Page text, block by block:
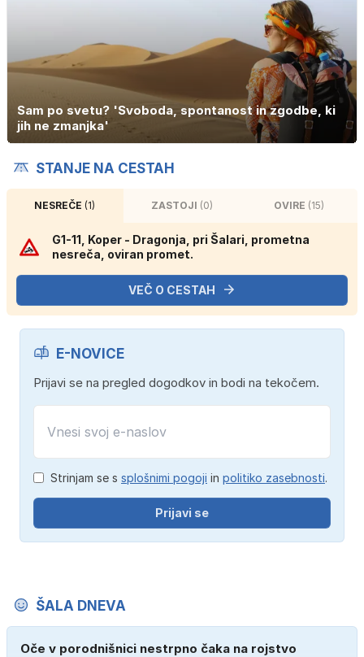
Sam po svetu? 'Svoboda, spontanost in zgodbe, ki
jih ne zmanjka'
STANJE NA CESTAH
NESREČE(1) ZASTOJI (0) OVIRE (15)
G1-11, Koper - Dragonja, pri Šalari, prometna
nesreča, oviran promet.
VEČ O CESTAH
E-NOVICE
Prijavi se na pregled dogodkov in bodi na tekočem.
Strinjam se s splošnimi pogoji in politiko zasebnosti.
Prijavi se
ŠALA DNEVA
Oče v porodnišnici nestrpno čaka na rojstvo